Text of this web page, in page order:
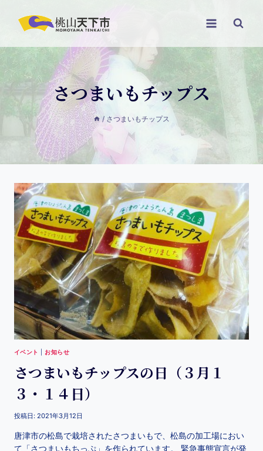
さつまいもチップス
/ さつまいもチップス
イベント お知らせ
さつまいもチップスの日（３月１
３・１４日）
投稿日: 2021年3月12日
唐津市の松島で栽培されたさつまいもで、松島の加工場におい
て「さつまいもちっぷ」を作られています。 緊急事態宣言が発